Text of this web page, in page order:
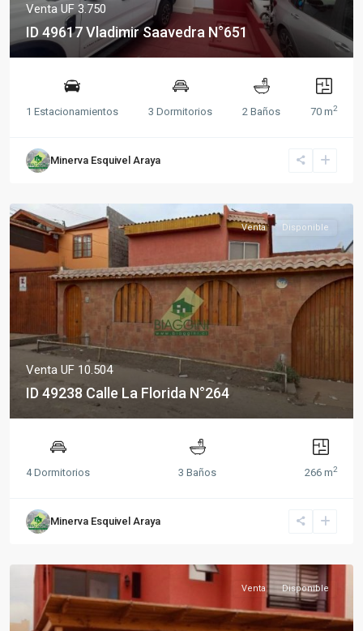
Venta UF 3.750
ID 49617 Vladimir Saavedra N°651
1 Estacionamientos 3 Dormitorios 2 Baños 70 m2
Minerva Esquivel Araya
Venta Disponible
Venta UF 10.504
ID 49238 Calle La Florida N°264
4 Dormitorios 3 Baños 266 m2
Minerva Esquivel Araya
Venta Disponible